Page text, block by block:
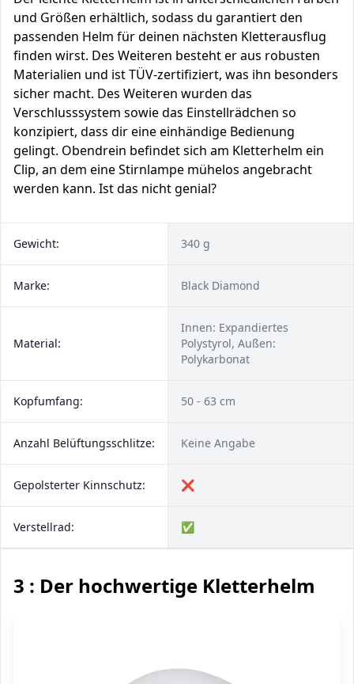
und Größen erhältlich, sodass du garantiert den
passenden Helm für deinen nächsten Kletterausflug
finden wirst. Des Weiteren besteht er aus robusten
Materialien und ist TÜV-zertifiziert, was ihn besonders
sicher macht. Des Weiteren wurden das
Verschlusssystem sowie das Einstellrädchen so
konzipiert, dass dir eine einhändige Bedienung
gelingt. Obendrein befindet sich am Kletterhelm ein
Clip, an dem eine Stirnlampe mühelos angebracht
werden kann. Ist das nicht genial?
Gewicht: 340 g
Marke: Black Diamond
Material:
Innen: Expandiertes
Polystyrol, Außen:
Polykarbonat
Kopfumfang: 50 - 63 cm
Anzahl Be­lüf­tungs­schlit­ze: Keine Angabe
Gepolsterter Kinnschutz: ❌
Verstellrad: ✅
3 : Der hochwertige Kletterhelm